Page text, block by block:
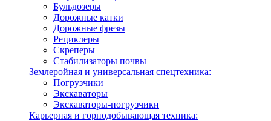
Бульдозеры
Дорожные катки
Дорожные фрезы
Рециклеры
Скреперы
Стабилизаторы почвы
Землеройная и универсальная спецтехника:
Погрузчики
Экскаваторы
Экскаваторы-погрузчики
Карьерная и горнодобывающая техника: